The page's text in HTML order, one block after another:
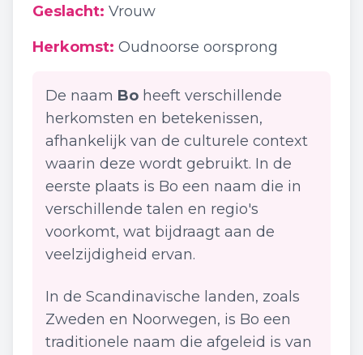
Geslacht: Vrouw
Herkomst: Oudnoorse oorsprong
De naam Bo heeft verschillende
herkomsten en betekenissen,
afhankelijk van de culturele context
waarin deze wordt gebruikt. In de
eerste plaats is Bo een naam die in
verschillende talen en regio's
voorkomt, wat bijdraagt aan de
veelzijdigheid ervan.
In de Scandinavische landen, zoals
Zweden en Noorwegen, is Bo een
traditionele naam die afgeleid is van